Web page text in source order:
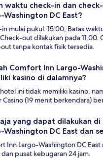
waktu check-in dan
Washington DC East?
mulai pukul: 15.00; Batas
out dilakukan pada 11.00.
tanpa kontak fisik tersedia.
Comfort Inn Largo-
kasino di dalamnya?
ini tidak memiliki kasino,
Casino (19 menit berkendara)
yang dapat dilakukan
Washington DC East dan
Inn Largo-Washington DC
pusat kebugaran 24 jam.